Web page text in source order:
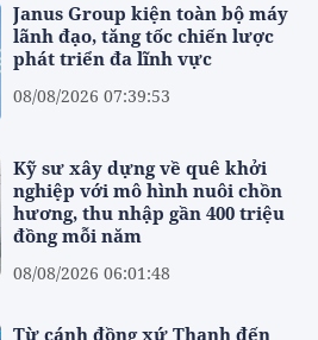
Janus Group kiện toàn bộ máy
lãnh đạo, tăng tốc chiến lược
phát triển đa lĩnh vực
08/08/2026 07:39:53
Kỹ sư xây dựng về quê khởi
nghiệp với mô hình nuôi chồn
hương, thu nhập gần 400 triệu
đồng mỗi năm
08/08/2026 06:01:48
Từ cánh đồng xứ Thanh đến